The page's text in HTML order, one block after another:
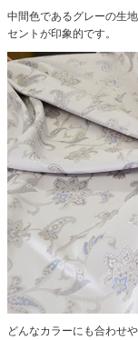
中間色であるグレーの生
セントが印象的です。
どんなカラーにも合わせ